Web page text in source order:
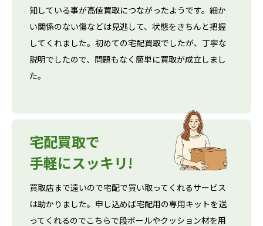
知している事が高値買取につながったようです。細か
い関係のない傷などは見逃して、状態をきちんと把握
してくれました。初めての宅配買取でしたが、丁寧な
説明でしたので、問題もなく簡単に買取が成立しまし
た。
宅配買取で
手軽にスッキリ!
買取店まで遠いので宅配で買い取ってくれるサービス
は助かりました。申し込めば宅配用の専用キットを送
ってくれるのでこちらで段ボールやクッション材を用